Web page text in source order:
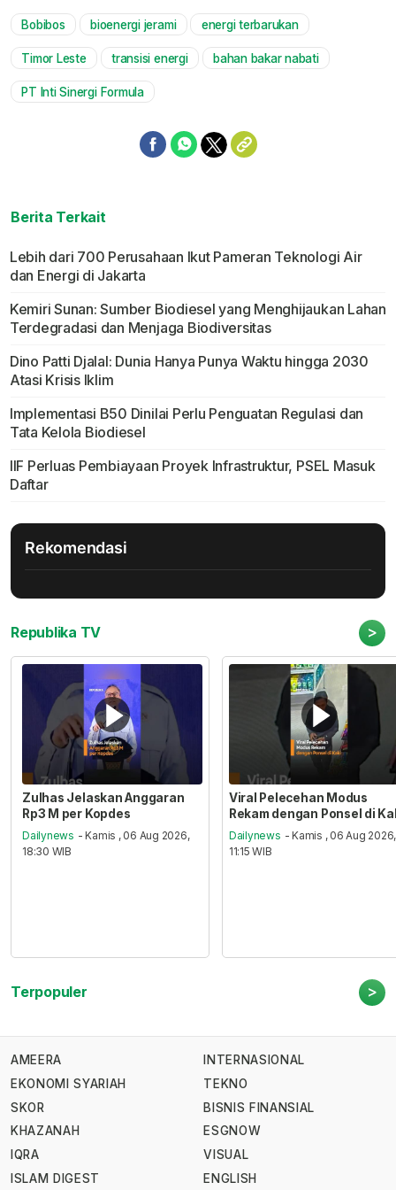
Bobibos bioenergi jerami energi terbarukan
Timor Leste transisi energi bahan bakar nabati
PT Inti Sinergi Formula
Berita Terkait
Lebih dari 700 Perusahaan Ikut Pameran Teknologi Air
dan Energi di Jakarta
Kemiri Sunan: Sumber Biodiesel yang Menghijaukan Lahan
Terdegradasi dan Menjaga Biodiversitas
Dino Patti Djalal: Dunia Hanya Punya Waktu hingga 2030
Atasi Krisis Iklim
Implementasi B50 Dinilai Perlu Penguatan Regulasi dan
Tata Kelola Biodiesel
IIF Perluas Pembiayaan Proyek Infrastruktur, PSEL Masuk
Daftar
Rekomendasi
Republika TV >
Zulhas Jelaskan Anggaran
Rp3 M per Kopdes
Dailynews - Kamis , 06 Aug 2026,
18:30 WIB
Viral Pelecehan Modus
Rekam dengan Ponsel di
Dailynews - Kamis , 06 Aug 2026,
11:15 WIB
Terpopuler >
AMEERA
EKONOMI SYARIAH
SKOR
KHAZANAH
IQRA
ISLAM DIGEST
INTERNASIONAL
TEKNO
BISNIS FINANSIAL
ESGNOW
VISUAL
ENGLISH